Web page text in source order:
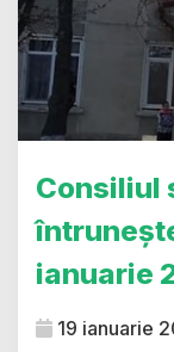
Consiliul
ianuarie
19 ianuarie